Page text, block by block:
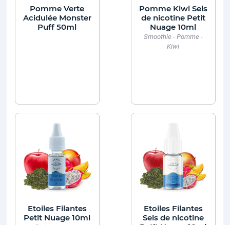
Pomme Verte
Acidulée Monster
Puff 50ml
Pomme Kiwi Sels
de nicotine Petit
Nuage 10ml
Smoothie - Pomme -
Kiwi
Etoiles Filantes
Petit Nuage 10ml
Etoiles Filantes
Sels de nicotine